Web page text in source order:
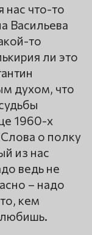
нас что-то
Васильева
то
ли это
духом, что
1960-х
о полку
из нас
ведь не
– надо
кем